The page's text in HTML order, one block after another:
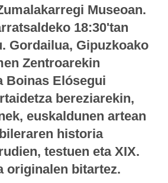
Museoan.
18:30'tan
Gordailua, Gipuzkoako
Zentroarekin
Boinas Elósegui
bereziarekin,
euskaldunen artean
historia
testuen eta XIX.
originalen bitartez.